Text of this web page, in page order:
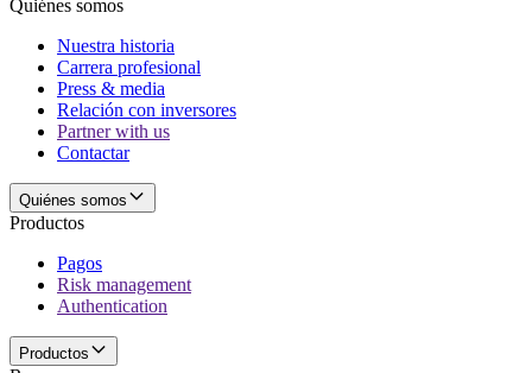
Quiénes somos
Nuestra historia
Carrera profesional
Press & media
Relación con inversores
Partner with us
Contactar
Quiénes somos
Productos
Pagos
Risk management
Authentication
Productos